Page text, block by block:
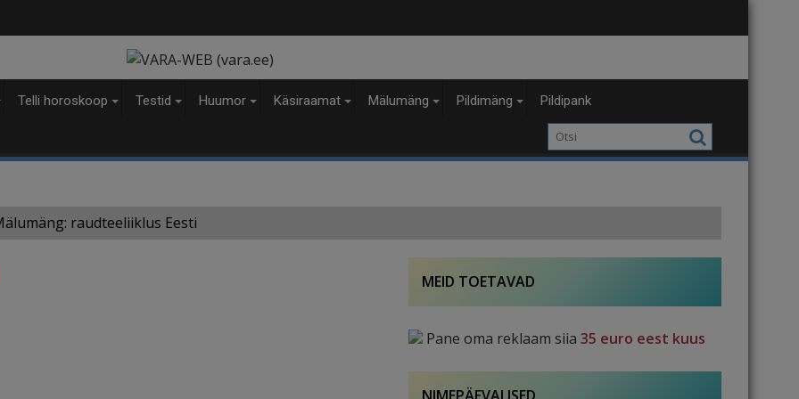
Telli horoskoop Testid Huumor Käsiraamat Mälumäng Pildimäng Pildipank
raudteeliiklus Eesti
MEID TOETAVAD
Pane oma reklaam siia 35 euro eest kuus